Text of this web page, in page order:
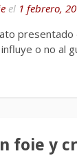
el 1 febrero,
o no al
foie y